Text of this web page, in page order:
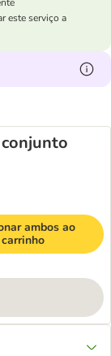
este serviço a
ambos ao
carrinho